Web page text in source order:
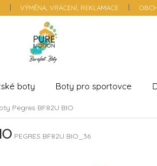
VÝMĚNA, VRÁCENÍ, REKLAMACE
boty Boty pro sportovce
Pegres BF82U BIO
PEGRES BF82U BIO_36